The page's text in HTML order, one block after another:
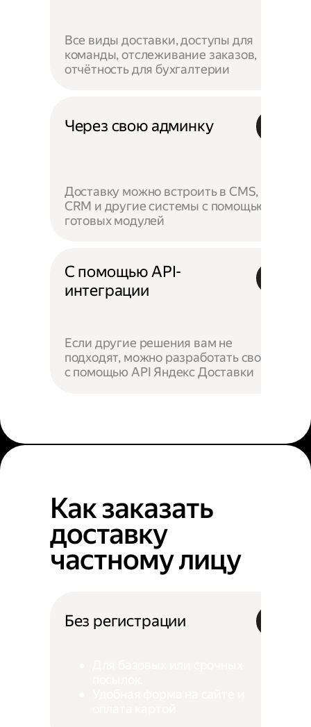
Все виды доставки, доступы для
команды, отслеживание заказов,
отчётность для бухгалтерии
Через свою админку
Доставку можно встроить в CMS,
CRM и другие системы с помощью
готовых модулей
С помощью API-
интеграции
Если другие решения вам не
подходят, можно разработать своё —
с помощью API Яндекс Доставки
Как заказать
доставку
частному лицу
Без регистрации